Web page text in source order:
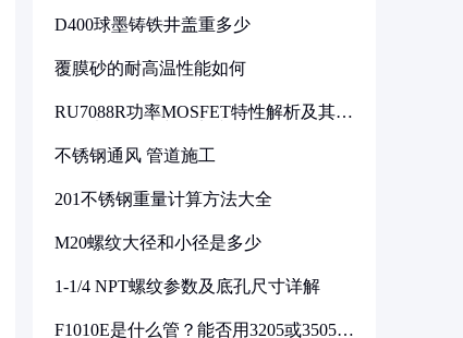
D400球墨铸铁井盖重多少
覆膜砂的耐高温性能如何
RU7088R功率MOSFET特性解析及其在
不锈钢通风 管道施工
201不锈钢重量计算方法大全
M20螺纹大径和小径是多少
1-1/4 NPT螺纹参数及底孔尺寸详解
F1010E是什么管？能否用3205或3505代